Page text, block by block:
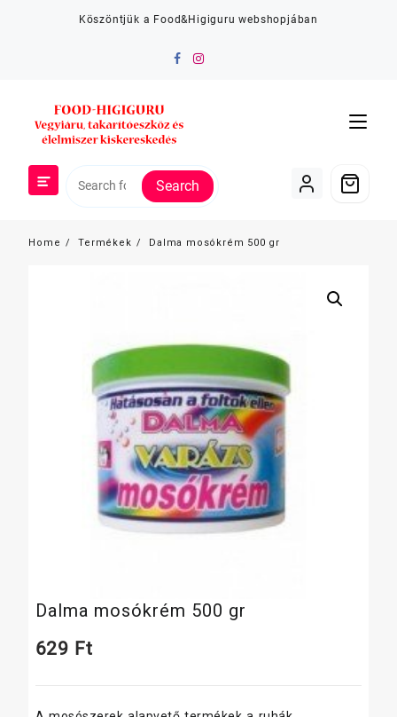
Köszöntjük a Food&Higiguru webshopjában
Search
Home Termékek Dalma mosókrém 500 gr
Dalma mosókrém 500 gr
629 Ft